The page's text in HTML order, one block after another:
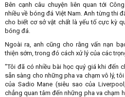
Bên cạnh câu chuyện liên quan tới
nhiều về bóng đá Việt Nam. Anh từng thi
cho biết cơ sở vật chất là yếu tố cực kỳ
bóng đá.
Ngoài ra, anh cũng cho rằng vấn nạn
thiện sớm, trong đó cách xử lý của các
"Tôi đã có nhiều bài học quý giá khi đến
sẵn sàng cho những pha va chạm vô lý,
của Sadio Mane (siêu sao của
chẳng quan tâm đến những pha va chạm